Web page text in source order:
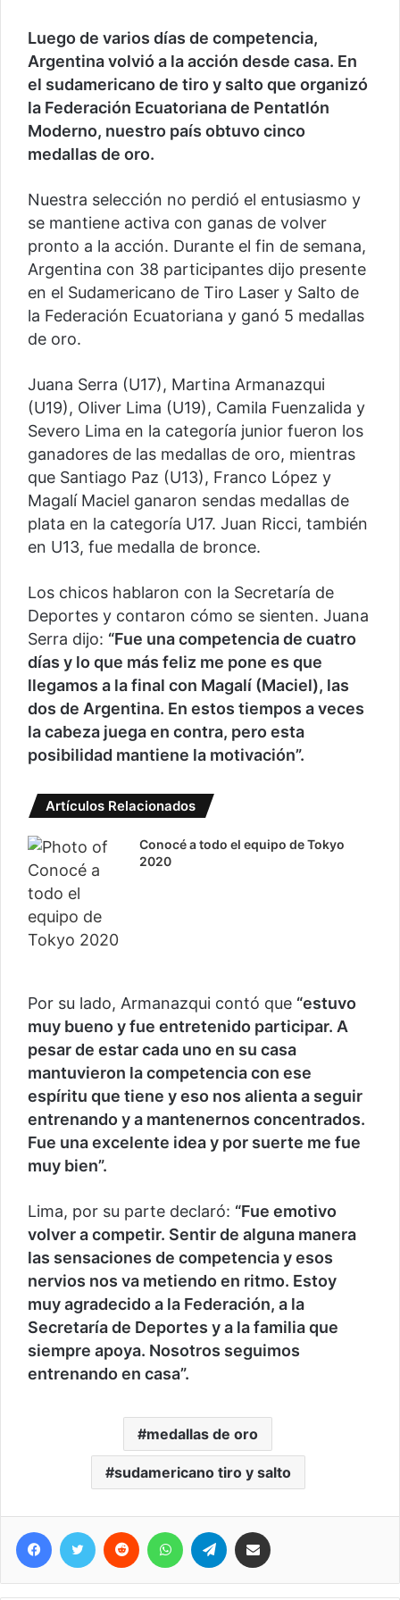
Luego de varios días de competencia,
Argentina volvió a la acción desde casa. En
el sudamericano de tiro y salto que organizó
la Federación Ecuatoriana de Pentatlón
Moderno, nuestro país obtuvo cinco
medallas de oro.
Nuestra selección no perdió el entusiasmo y
se mantiene activa con ganas de volver
pronto a la acción. Durante el fin de semana,
Argentina con 38 participantes dijo presente
en el Sudamericano de Tiro Laser y Salto de
la Federación Ecuatoriana y ganó 5 medallas
de oro.
Juana Serra (U17), Martina Armanazqui
(U19), Oliver Lima (U19), Camila Fuenzalida y
Severo Lima en la categoría junior fueron los
ganadores de las medallas de oro, mientras
que Santiago Paz (U13), Franco López y
Magalí Maciel ganaron sendas medallas de
plata en la categoría U17. Juan Ricci, también
en U13, fue medalla de bronce.
Los chicos hablaron con la Secretaría de
Deportes y contaron cómo se sienten. Juana
Serra dijo: “Fue una competencia de cuatro
días y lo que más feliz me pone es que
llegamos a la final con Magalí (Maciel), las
dos de Argentina. En estos tiempos a veces
la cabeza juega en contra, pero esta
posibilidad mantiene la motivación”.
Artículos Relacionados
Conocé a todo el equipo de Tokyo
2020
Por su lado, Armanazqui contó que “estuvo
muy bueno y fue entretenido participar. A
pesar de estar cada uno en su casa
mantuvieron la competencia con ese
espíritu que tiene y eso nos alienta a seguir
entrenando y a mantenernos concentrados.
Fue una excelente idea y por suerte me fue
muy bien”.
Lima, por su parte declaró: “Fue emotivo
volver a competir. Sentir de alguna manera
las sensaciones de competencia y esos
nervios nos va metiendo en ritmo. Estoy
muy agradecido a la Federación, a la
Secretaría de Deportes y a la familia que
siempre apoya. Nosotros seguimos
entrenando en casa”.
medallas de oro
sudamericano tiro y salto
Facebook
Twitter Reddit WhatsAppTelegram